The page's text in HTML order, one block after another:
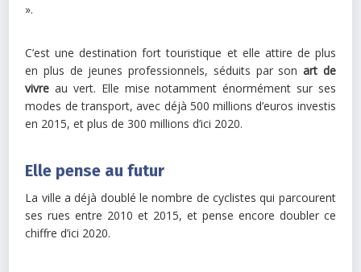
».
C’est une destination fort touristique et elle attire de plus
en plus de jeunes professionnels, séduits par son art de
vivre au vert. Elle mise notamment énormément sur ses
modes de transport, avec déjà 500 millions d’euros investis
en 2015, et plus de 300 millions d’ici 2020.
Elle pense au futur
La ville a déjà doublé le nombre de cyclistes qui parcourent
ses rues entre 2010 et 2015, et pense encore doubler ce
chiffre d’ici 2020.